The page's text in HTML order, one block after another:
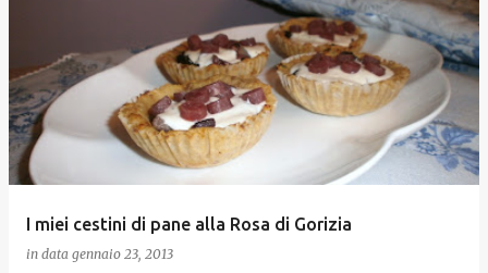
I miei cestini di pane alla Rosa di Gorizia
in data gennaio 23, 2013